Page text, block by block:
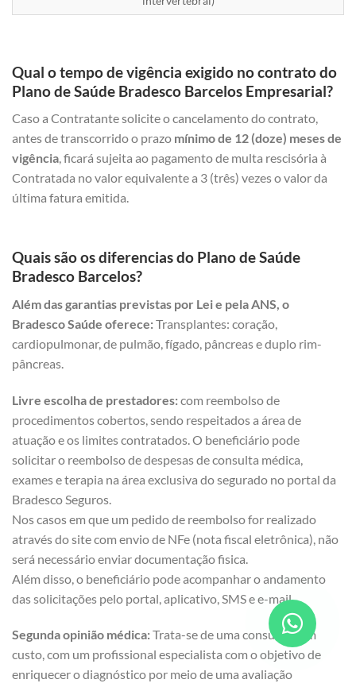
Qual o tempo de vigência exigido no contrato do
Plano de Saúde Bradesco Barcelos Empresarial?
Caso a Contratante solicite o cancelamento do contrato,
antes de transcorrido o prazo mínimo de 12 (doze) meses de
vigência, ficará sujeita ao pagamento de multa rescisória à
Contratada no valor equivalente a 3 (três) vezes o valor da
última fatura emitida.
Quais são os diferencias do Plano de Saúde
Bradesco Barcelos?
Além das garantias previstas por Lei e pela ANS, o
Bradesco Saúde oferece:Transplantes: coração,
cardiopulmonar, de pulmão, fígado, pâncreas e duplo rim-
pâncreas.
Livre escolha de prestadores:com reembolso de
procedimentos cobertos, sendo respeitados a área de
atuação e os limites contratados. O beneficiário pode
solicitar o reembolso de despesas de consulta médica,
exames e terapia na área exclusiva do segurado no portal da
Bradesco Seguros.
Nos casos em que um pedido de reembolso for realizado
através do site com envio de NFe (nota fiscal eletrônica), não
será necessário enviar documentação fisica.
Além disso, o beneficiário pode acompanhar o andamento
das solicitações pelo portal, aplicativo, SMS e e-mail.
Segunda opinião médica:Trata-se de uma consulta, sem
custo, com um profissional especialista com o objetivo de
enriquecer o diagnóstico por meio de uma avaliação